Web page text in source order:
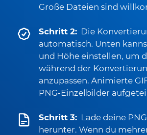
Große Dateien sind
Schritt 2: Die
automatisch. Unten
und Höhe einstellen, um
während der
anzupassen. Animierte
PNG‑Einzelbilder
Schritt 3: Lade deine
herunter. Wenn du